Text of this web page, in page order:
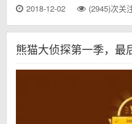
2018-12-02 (2945)次关
熊猫大侦探第一季，最